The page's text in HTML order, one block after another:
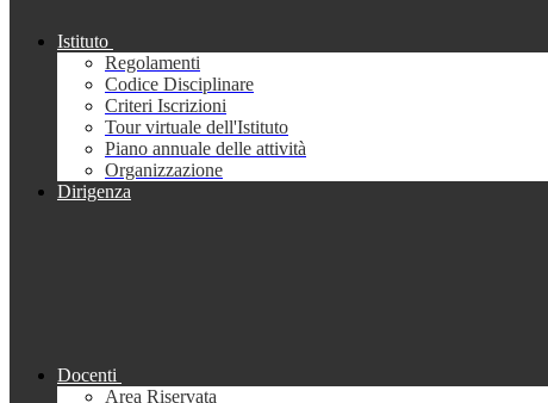
Istituto
Regolamenti
Codice Disciplinare
Criteri Iscrizioni
Tour virtuale dell'Istituto
Piano annuale delle attività
Organizzazione
Dirigenza
Docenti
Area Riservata